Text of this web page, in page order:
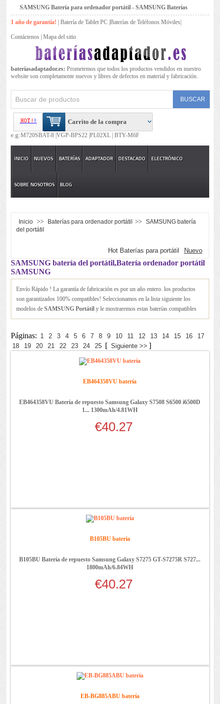
SAMSUNG Batería para ordenador portátil - SAMSUNG Baterías
1 año de garantía! |Batería de Tablet PC |Baterías de Teléfonos Móviles
Contáctenos |Mapa del sitio
bateríasadaptador.es: Prometemos que todos los productos vendidos en nuestro
website son completamente nuevos y libres de defectos en material y fabricación.
Carrito de la compra
e.g:M720SBAT-8 |VGP-BPS22 |PL02XL | BTY-M6F
INICIO NUEVOS BATERÍAS ADAPTADOR DESTACADO ELECTRÓNICO
SOBRE NOSOTROS BLOG
Inicio >> Baterías para ordenador portátil >>
SAMSUNG batería
del portátil
Hot Baterías para portátil Nuevo
SAMSUNG batería del portátil,Batería ordenador portátil
SAMSUNG
Envío Rápido ! La garantía de fabricación es por un año entero. los productos
son garantizados 100% compatibles! Seleccionamos en la lista siguiente los
modelos deSAMSUNG Portátil y le mostraremos estas baterías compatibles
Páginas: 1 2 3 4 5 6 7 8 9 10 11 12 13 14 15 16
17
18
19 20 21 22 23 24 25 [ Siguiente >> ]
EB464358VU batería
EB464358VU Batería de repuesto Samsung Galaxy S7508 S6500 i6500D
1... 1300mAh/4.81WH
€40.27
B105BU batería
B105BU Batería de repuesto Samsung Galaxy S7275 GT-S7275R S727...
1800mAh/6.84WH
€40.27
EB-BG885ABU batería